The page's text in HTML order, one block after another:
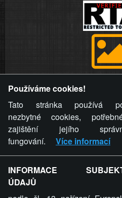
videa a komentáře. Osoba, které
stránky týče, ani osoba, která
stránku, nemůže z důvodu
komentáře pro výše
provozovateli stránky žádný
ZVRÁCENÝ.CZ - Svět
ty
Používáme cookies!
Tato stránka používá
nezbytné cookies,
zajištění jejího
fungování.
Více informací
INFORMACE
ÚDAJŮ